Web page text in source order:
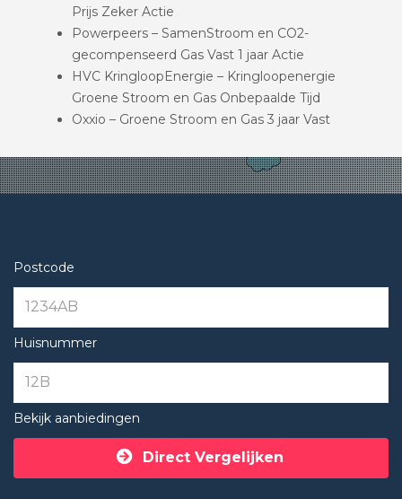
Prijs Zeker Actie
Powerpeers – SamenStroom en CO2-
gecompenseerd Gas Vast 1 jaar Actie
HVC KringloopEnergie – Kringloopenergie
Groene Stroom en Gas Onbepaalde Tijd
Oxxio – Groene Stroom en Gas 3 jaar Vast
Postcode
Huisnummer
Bekijk aanbiedingen
Direct Vergelijken